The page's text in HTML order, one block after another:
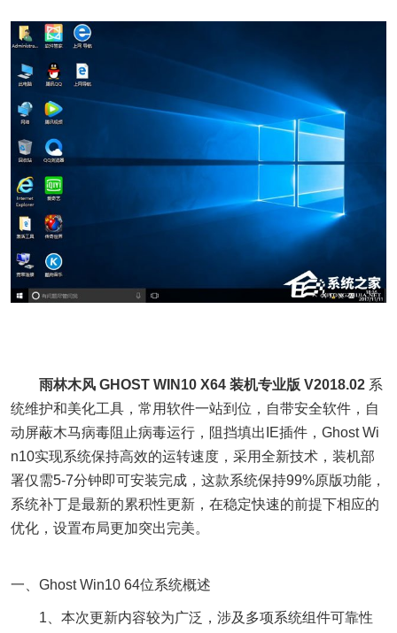
雨林木风 GHOST WIN10 X64 装机专业版 V2018.02 系
统维护和美化工具，常用软件一站到位，自带安全软件，自
动屏蔽木马病毒阻止病毒运行，阻挡填出IE插件，Ghost Wi
n10实现系统保持高效的运转速度，采用全新技术，装机部
署仅需5-7分钟即可安装完成，这款系统保持99%原版功能，
系统补丁是最新的累积性更新，在稳定快速的前提下相应的
优化，设置布局更加突出完美。
一、Ghost Win10 64位系统概述
1、本次更新内容较为广泛，涉及多项系统组件可靠性